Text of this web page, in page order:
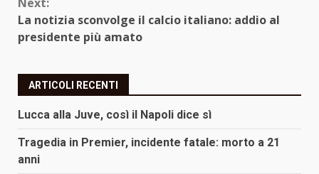
La notizia sconvolge il calcio italiano: addio al
presidente più amato
ARTICOLI RECENTI
Lucca alla Juve, così il Napoli dice sì
Tragedia in Premier, incidente fatale: morto a 21
anni